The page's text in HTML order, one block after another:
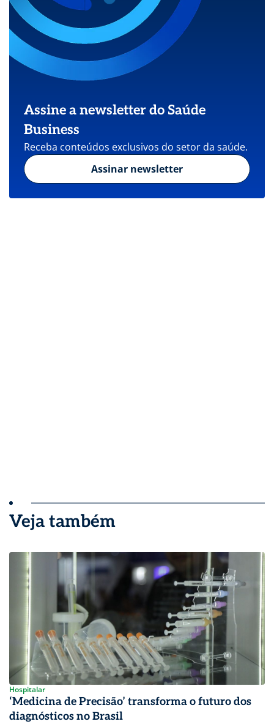
Assine a newsletter do Saúde
Business
Receba conteúdos exclusivos do setor da saúde.
Assinar newsletter
Veja também
Hospitalar
‘Medicina de Precisão’ transforma o futuro dos
diagnósticos no Brasil